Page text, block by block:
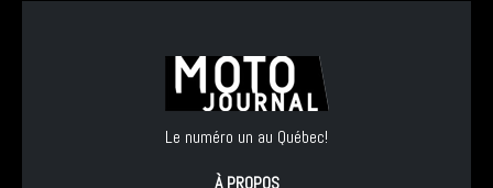
Le numéro un au Québec!
À PROPOS